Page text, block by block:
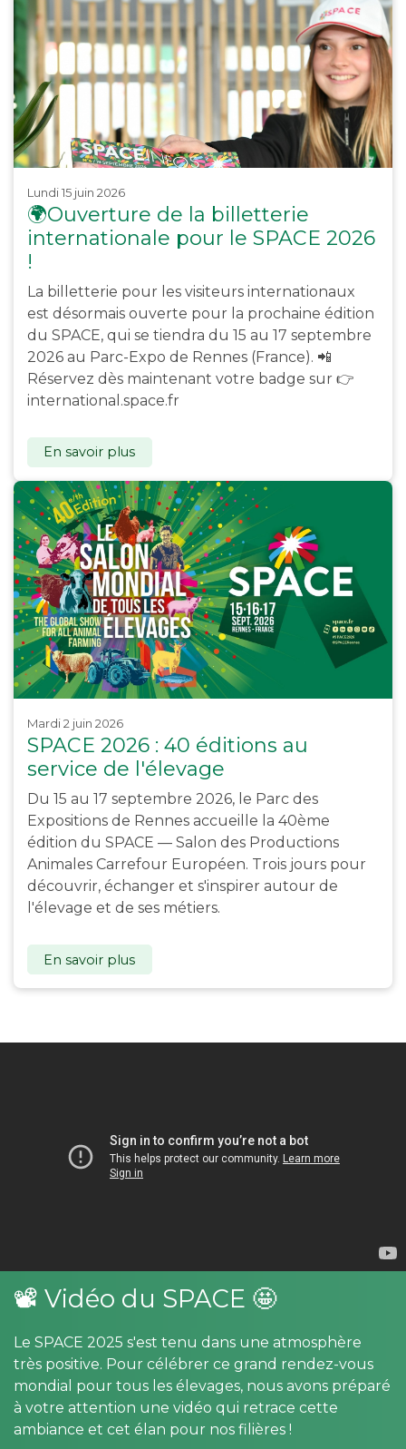
lundi 15 juin 2026
🌍Ouverture de la billetterie
internationale pour le SPACE 2026
!
La billetterie pour les visiteurs internationaux
est désormais ouverte pour la prochaine édition
du SPACE, qui se tiendra du 15 au 17 septembre
2026 au Parc-Expo de Rennes (France). 📲
Réservez dès maintenant votre badge sur 👉
international.space.fr
En savoir plus
mardi 2 juin 2026
SPACE 2026 : 40 éditions au
service de l'élevage
Du 15 au 17 septembre 2026, le Parc des
Expositions de Rennes accueille la 40ème
édition du SPACE — Salon des Productions
Animales Carrefour Européen. Trois jours pour
découvrir, échanger et s'inspirer autour de
l'élevage et de ses métiers.
En savoir plus
📽 Vidéo du SPACE 🤩
Le SPACE 2025 s'est tenu dans une atmosphère
très positive. Pour célébrer ce grand rendez-vous
mondial pour tous les élevages, nous avons préparé
à votre attention une vidéo qui retrace cette
ambiance et cet élan pour nos filières !